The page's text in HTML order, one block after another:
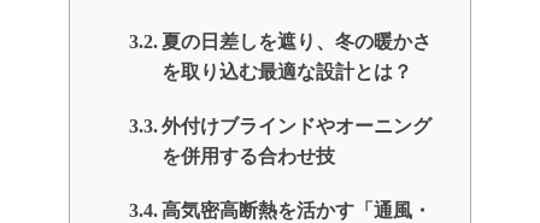
夏の日差しを遮り、冬の暖かさ
を取り込む最適な設計とは？
外付けブラインドやオーニング
を併用する合わせ技
高気密高断熱を活かす「通風・